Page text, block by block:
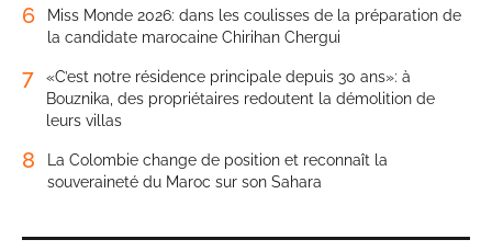
6
Miss Monde 2026: dans les coulisses de la préparation de
la candidate marocaine Chirihan Chergui
7
«C’est notre résidence principale depuis 30 ans»: à
Bouznika, des propriétaires redoutent la démolition de
leurs villas
8
La Colombie change de position et reconnaît la
souveraineté du Maroc sur son Sahara